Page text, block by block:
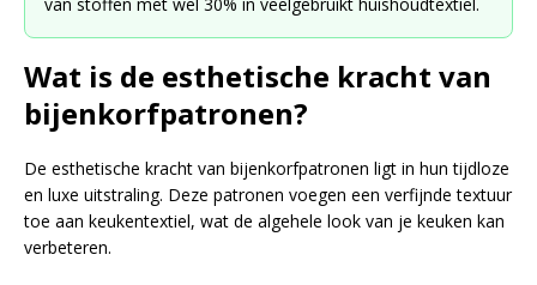
Wat is de esthetische kracht van
bijenkorfpatronen?
De esthetische kracht van bijenkorfpatronen ligt in hun tijdloze
en luxe uitstraling. Deze patronen voegen een verfijnde textuur
toe aan keukentextiel, wat de algehele look van je keuken kan
verbeteren.